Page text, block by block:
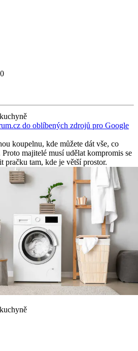
do oblíbených zdrojů pro Google
koupelnu, kde můžete dát vše, co
majitelé musí udělat kompromis se
pračku tam, kde je větší prostor.